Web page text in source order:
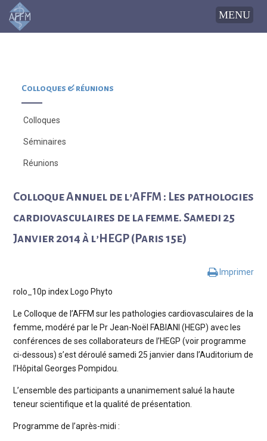
Colloques & réunions
Colloques
Séminaires
Réunions
Colloque Annuel de l’AFFM : Les pathologies
cardiovasculaires de la femme. Samedi 25
Janvier 2014 à l’HEGP (Paris 15e)
Imprimer
rolo_10p index Logo Phyto
Le Colloque de l’AFFM sur les pathologies cardiovasculaires de la
femme, modéré par le Pr Jean-Noël FABIANI (HEGP) avec les
conférences de ses collaborateurs de l’HEGP (voir programme
ci-dessous) s’est déroulé samedi 25 janvier dans l’Auditorium de
l’Hôpital Georges Pompidou.
L’ensemble des participants a unanimement salué la haute
teneur scientifique et la qualité de présentation.
Programme de l’après-midi :